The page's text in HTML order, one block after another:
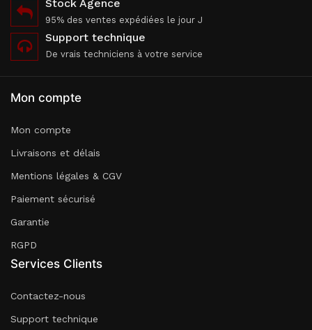
Stock Agence
95% des ventes expédiées le jour J
Support technique
De vrais techniciens à votre service
Mon compte
Mon compte
Livraisons et délais
Mentions légales & CGV
Paiement sécurisé
Garantie
RGPD
Services Clients
Contactez-nous
Support technique